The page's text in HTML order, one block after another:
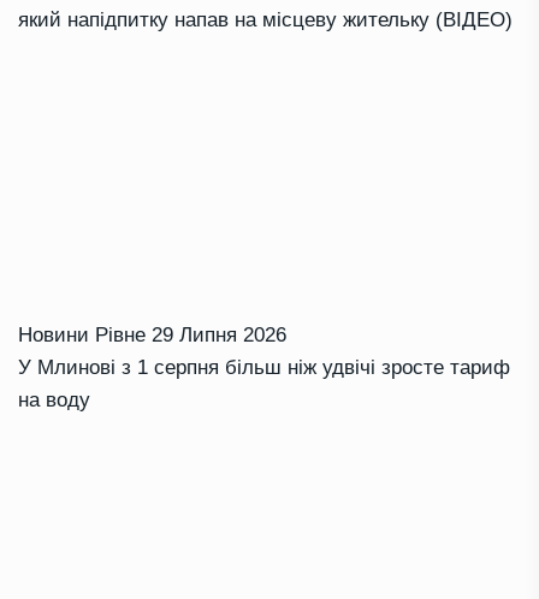
який напідпитку напав на місцеву жительку (ВІДЕО)
Новини Рівне 29 Липня 2026
У Млинові з 1 серпня більш ніж удвічі зросте тариф
на воду